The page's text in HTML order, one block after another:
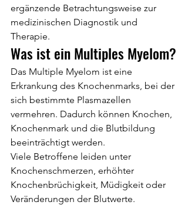
ergänzende Betrachtungsweise zur
medizinischen Diagnostik und
Therapie.
Was ist ein Multiples Myelom?
Das Multiple Myelom ist eine
Erkrankung des Knochenmarks, bei der
sich bestimmte Plasmazellen
vermehren. Dadurch können Knochen,
Knochenmark und die Blutbildung
beeinträchtigt werden.
Viele Betroffene leiden unter
Knochenschmerzen, erhöhter
Knochenbrüchigkeit, Müdigkeit oder
Veränderungen der Blutwerte.